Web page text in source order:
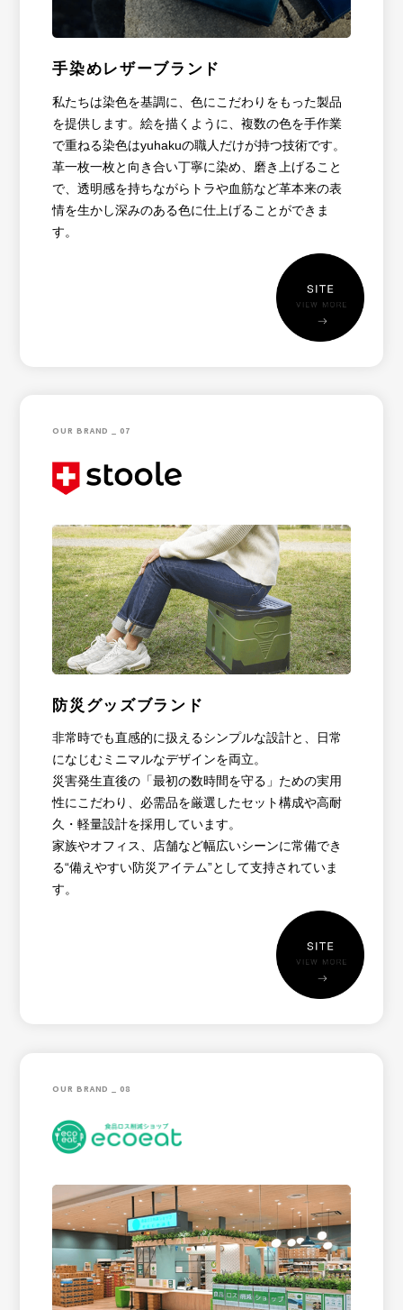
手染めレザーブランド
私たちは染色を基調に、色にこだわりをもった製品
を提供します。絵を描くように、複数の色を手作業
で重ねる染色はyuhakuの職人だけが持つ技術です。
革一枚一枚と向き合い丁寧に染め、磨き上げること
で、透明感を持ちながらトラや血筋など革本来の表
情を生かし深みのある色に仕上げることができま
す。
OUR BRAND _ 07
防災グッズブランド
非常時でも直感的に扱えるシンプルな設計と、日常
になじむミニマルなデザインを両立。
災害発生直後の「最初の数時間を守る」ための実用
性にこだわり、必需品を厳選したセット構成や高耐
久・軽量設計を採用しています。
家族やオフィス、店舗など幅広いシーンに常備でき
る“備えやすい防災アイテム”として支持されていま
す。
OUR BRAND _ 08